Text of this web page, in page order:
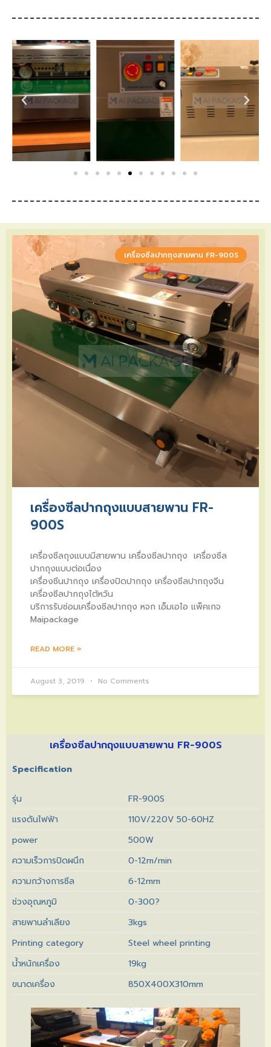
เครื่องซีลปากถุงสายพาน FR-900S
เครื่องซีลปากถุงแบบสายพาน FR-
900S
เครื่องซีลถุงแบบมีสายพาน เครื่องซีลปากถุง เครื่องซีล
ปากถุงแบบต่อเนื่อง
เครื่องซีนปากถุง เครื่องปิดปากถุง เครื่องซีลปากถุงจีน
เครื่องซีลปากถุงไต้หวัน
บริการรับซ่อมเครื่องซีลปากถุง หจก เอ็มเอไอ แพ็คเกจ
Maipackage
READ MORE »
August 3, 2019 No Comments
เครื่องซีลปากถุงแบบสายพาน FR-900S
Specification
รุ่น
FR-900S
แรงดันไฟฟ้า
110V/220V 50-60HZ
power
500W
ความเร็วการปิดผนึก
0-12m/min
ความกว้างการซีล
6-12mm
ช่วงอุณหภูมิ
0-300?
สายพานลำเลียง
3kgs
Printing category
Steel wheel printing
น้ำหนักเครื่อง
19kg
ขนาดเครื่อง
850X400X310mm